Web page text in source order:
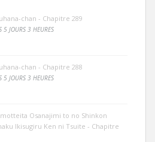
chan - Chapitre 289
5 JOURS 3 HEURES
chan - Chapitre 288
5 JOURS 3 HEURES
Osanajimi to no Shinkon
Ikisugiru Ken ni Tsuite - Chapitre